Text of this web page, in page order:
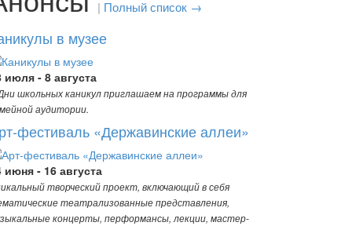
| Полный список →
в музее
июля - 8 августа
школьных каникул приглашаем на программы для
аудитории.
фестиваль «Державинские аллеи»
июня - 16 августа
творческий проект, включающий в себя
театрализованные представления,
концерты, перформансы, лекции, мастер-